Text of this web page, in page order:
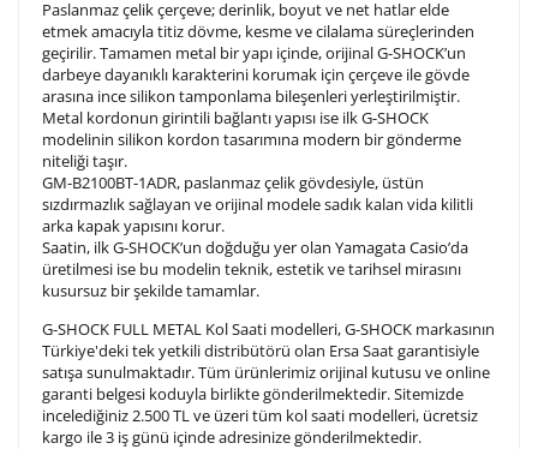
Paslanmaz çelik çerçeve; derinlik, boyut ve net hatlar elde
etmek amacıyla titiz dövme, kesme ve cilalama süreçlerinden
geçirilir. Tamamen metal bir yapı içinde, orijinal G-SHOCK’un
darbeye dayanıklı karakterini korumak için çerçeve ile gövde
arasına ince silikon tamponlama bileşenleri yerleştirilmiştir.
Metal kordonun girintili bağlantı yapısı ise ilk G-SHOCK
modelinin silikon kordon tasarımına modern bir gönderme
niteliği taşır.
GM-B2100BT-1ADR, paslanmaz çelik gövdesiyle, üstün
sızdırmazlık sağlayan ve orijinal modele sadık kalan vida kilitli
arka kapak yapısını korur.
Saatin, ilk G-SHOCK’un doğduğu yer olan Yamagata Casio’da
üretilmesi ise bu modelin teknik, estetik ve tarihsel mirasını
kusursuz bir şekilde tamamlar.
G-SHOCK FULL METAL Kol Saati modelleri, G-SHOCK markasının
Türkiye'deki tek yetkili distribütörü olan Ersa Saat garantisiyle
satışa sunulmaktadır. Tüm ürünlerimiz orijinal kutusu ve online
garanti belgesi koduyla birlikte gönderilmektedir. Sitemizde
incelediğiniz 2.500 TL ve üzeri tüm kol saati modelleri, ücretsiz
kargo ile 3 iş günü içinde adresinize gönderilmektedir.